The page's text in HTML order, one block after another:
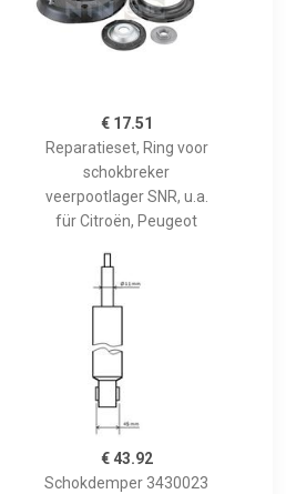
€ 17.51
Reparatieset, Ring voor
schokbreker
veerpootlager SNR, u.a.
für Citroën, Peugeot
€ 43.92
Schokdemper 3430023